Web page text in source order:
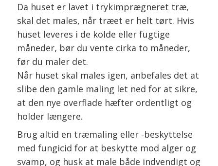
Da huset er lavet i trykimprægneret træ,
skal det males, når træet er helt tørt. Hvis
huset leveres i de kolde eller fugtige
måneder, bør du vente cirka to måneder,
før du maler det.
Når huset skal males igen, anbefales det at
slibe den gamle maling let ned for at sikre,
at den nye overflade hæfter ordentligt og
holder længere.
Brug altid en træmaling eller -beskyttelse
med fungicid for at beskytte mod alger og
svamp, og husk at male både indvendigt og